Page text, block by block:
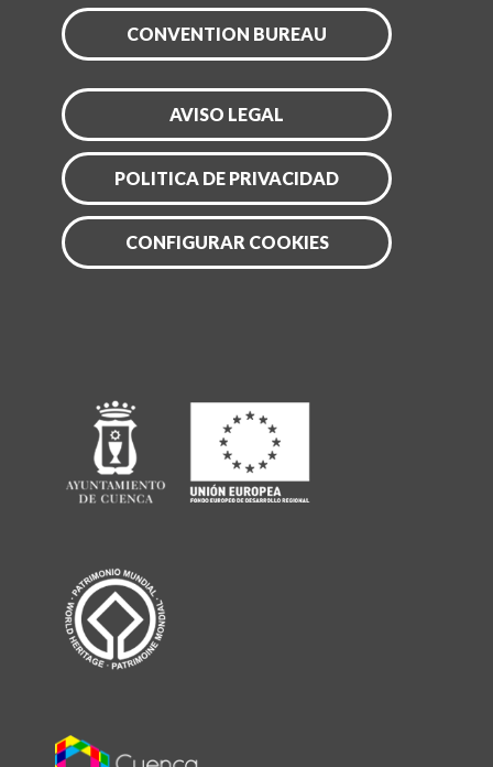
CONVENTION BUREAU
AVISO LEGAL
POLITICA DE PRIVACIDAD
CONFIGURAR COOKIES